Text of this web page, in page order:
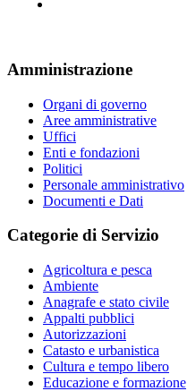
Amministrazione
Organi di governo
Aree amministrative
Uffici
Enti e fondazioni
Politici
Personale amministrativo
Documenti e Dati
Categorie di Servizio
Agricoltura e pesca
Ambiente
Anagrafe e stato civile
Appalti pubblici
Autorizzazioni
Catasto e urbanistica
Cultura e tempo libero
Educazione e formazione